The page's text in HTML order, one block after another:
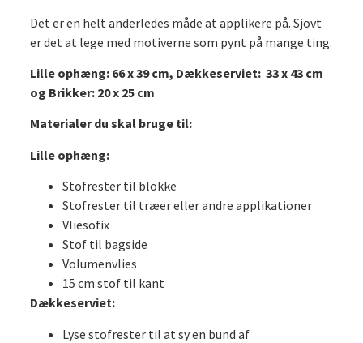
antal
Det er en helt anderledes måde at applikere på. Sjovt
er det at lege med motiverne som pynt på mange ting.
Lille ophæng: 66 x 39 cm, Dækkeserviet: 33 x 43 cm
og Brikker: 20 x 25 cm
Materialer du skal bruge til:
Lille ophæng:
Stofrester til blokke
Stofrester til træer eller andre applikationer
Vliesofix
Stof til bagside
Volumenvlies
15 cm stof til kant
Dækkeserviet:
Lyse stofrester til at sy en bund af